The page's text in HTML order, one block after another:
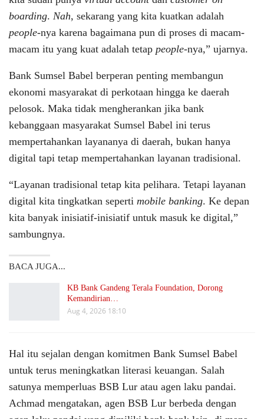
boarding. Nah, sekarang yang kita kuatkan adalah
people-nya karena bagaimana pun di proses di macam-
macam itu yang kuat adalah tetap people-nya,” ujarnya.
Bank Sumsel Babel berperan penting membangun
ekonomi masyarakat di perkotaan hingga ke daerah
pelosok. Maka tidak mengherankan jika bank
kebanggaan masyarakat Sumsel Babel ini terus
mempertahankan layananya di daerah, bukan hanya
digital tapi tetap mempertahankan layanan tradisional.
“Layanan tradisional tetap kita pelihara. Tetapi layanan
digital kita tingkatkan seperti mobile banking. Ke depan
kita banyak inisiatif-inisiatif untuk masuk ke digital,”
sambungnya.
BACA JUGA...
KB Bank Gandeng Terala Foundation, Dorong
Kemandirian…
Aug 4, 2026 18:10
Hal itu sejalan dengan komitmen Bank Sumsel Babel
untuk terus meningkatkan literasi keuangan. Salah
satunya memperluas BSB Lur atau agen laku pandai.
Achmad mengatakan, agen BSB Lur berbeda dengan